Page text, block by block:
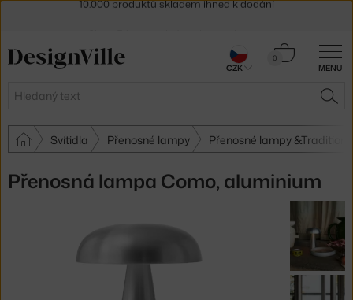
MENU
Hledat
0
Košík
Svítidla Přenosné lampy Přenosné lampy &Tradition
Přenosná lampa Como, aluminium
30 dní na vrácení zboží
CZK